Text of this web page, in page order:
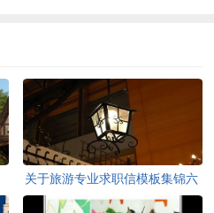
关于旅游专业求职信模板集锦六
篇